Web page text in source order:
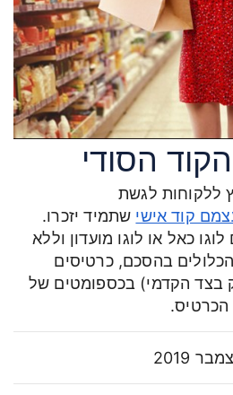
הסודי
ללקוחות לגשת
קוד אישי שתמיד יזכרו.
כאל או לוגו מועדון וללא
בהסכם, כרטיסים
בצד הקדמי) בכספומטים של
הכרטיס.